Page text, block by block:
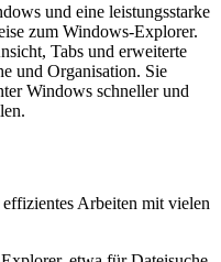
und eine leistungsstarke
zum Windows-Explorer.
Tabs und erweiterte
und Organisation. Sie
Windows schneller und
Arbeiten mit vielen